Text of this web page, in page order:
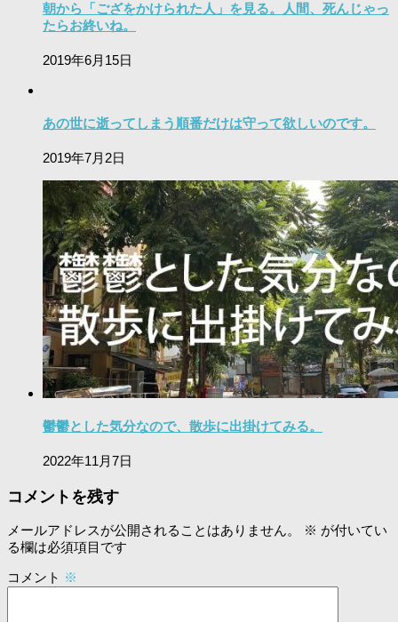
朝から「ござをかけられた人」を見る。人間、死んじゃっ
たらお終いね。
2019年6月15日
あの世に逝ってしまう順番だけは守って欲しいのです。
2019年7月2日
鬱鬱とした気分なので、散歩に出掛けてみる。
2022年11月7日
コメントを残す
メールアドレスが公開されることはありません。 ※ が付いてい
る欄は必須項目です
コメント ※